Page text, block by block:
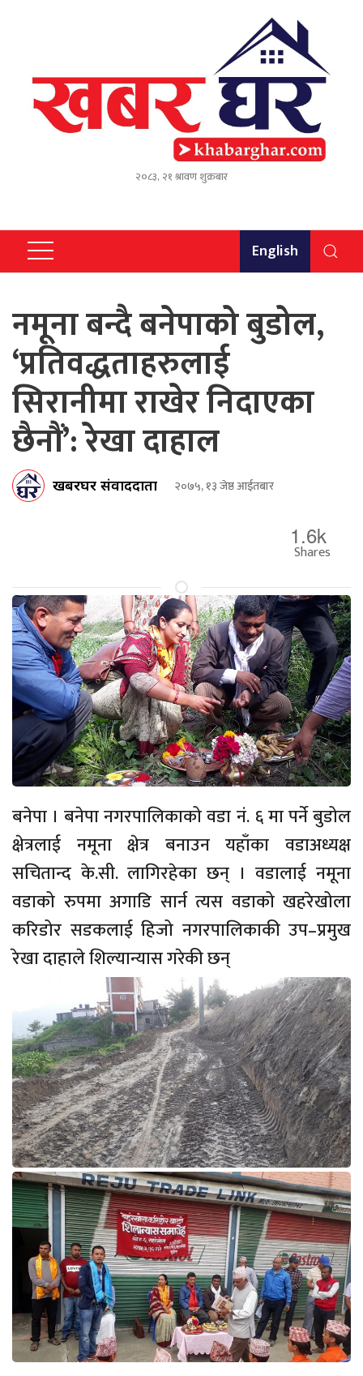
२०८३, २१ श्रावण शुक्रबार
English
नमूना बन्दै बनेपाको बुडोल,
‘प्रतिवद्धताहरुलाई
सिरानीमा राखेर निदाएका
छैनौं’: रेखा दाहाल
खबरघर संवाददाता २०७५, १३ जेष्ठ आईतबार
1.6k
Shares
बनेपा । बनेपा नगरपालिकाको वडा नं. ६ मा पर्ने बुडोल
क्षेत्रलाई नमूना क्षेत्र बनाउन यहाँका वडाअध्यक्ष
सचितान्द के.सी. लागिरहेका छन् । वडालाई नमूना
वडाको रुपमा अगाडि सार्न त्यस वडाको खहरेखोला
करिडोर सडकलाई हिजो नगरपालिकाकी उप–प्रमुख
रेखा दाहाले शिल्यान्यास गरेकी छन्